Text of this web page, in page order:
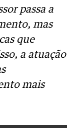
passa a
mas
que
a atuação
mais